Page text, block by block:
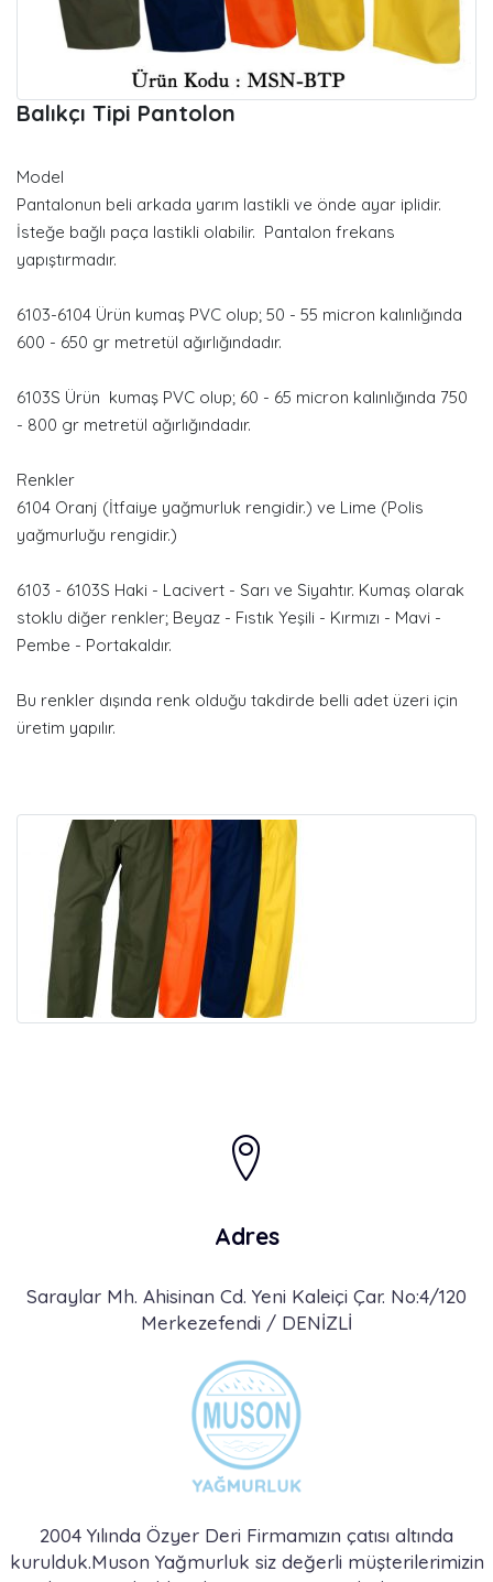
Balıkçı Tipi Pantolon
Model
Pantalonun beli arkada yarım lastikli ve önde ayar iplidir.
İsteğe bağlı paça lastikli olabilir. Pantalon frekans
yapıştırmadır.
6103-6104 Ürün kumaş PVC olup; 50 - 55 micron kalınlığında
600 - 650 gr metretül ağırlığındadır.
6103S Ürün kumaş PVC olup; 60 - 65 micron kalınlığında 750
- 800 gr metretül ağırlığındadır.
Renkler
6104 Oranj (İtfaiye yağmurluk rengidir.) ve Lime (Polis
yağmurluğu rengidir.)
6103 - 6103S Haki - Lacivert - Sarı ve Siyahtır. Kumaş olarak
stoklu diğer renkler; Beyaz - Fıstık Yeşili - Kırmızı - Mavi -
Pembe - Portakaldır.
Bu renkler dışında renk olduğu takdirde belli adet üzeri için
üretim yapılır.
Adres
Saraylar Mh. Ahisinan Cd. Yeni Kaleiçi Çar. No:4/120
Merkezefendi / DENİZLİ
2004 Yılında Özyer Deri Firmamızın çatısı altında
kurulduk.Muson Yağmurluk siz değerli müşterilerimizin